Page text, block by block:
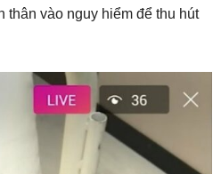
thân vào nguy hiểm để thu hút